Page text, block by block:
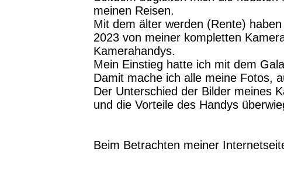
meinen Reisen.
Mit dem älter werden (Rente)
2023 von meiner kompletten
Kamerahandys.
Mein Einstieg hatte ich mit dem
Damit mache ich alle meine Fotos,
Der Unterschied der Bilder meines
und die Vorteile des Handys
Beim Betrachten meiner